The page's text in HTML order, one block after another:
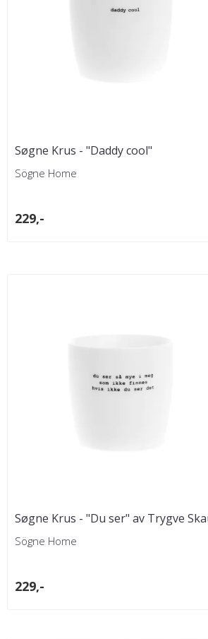
Søgne Krus - "Daddy cool"
Sögne Home
229,-
Søgne Krus - "Du ser" av Trygve
Sögne Home
229,-